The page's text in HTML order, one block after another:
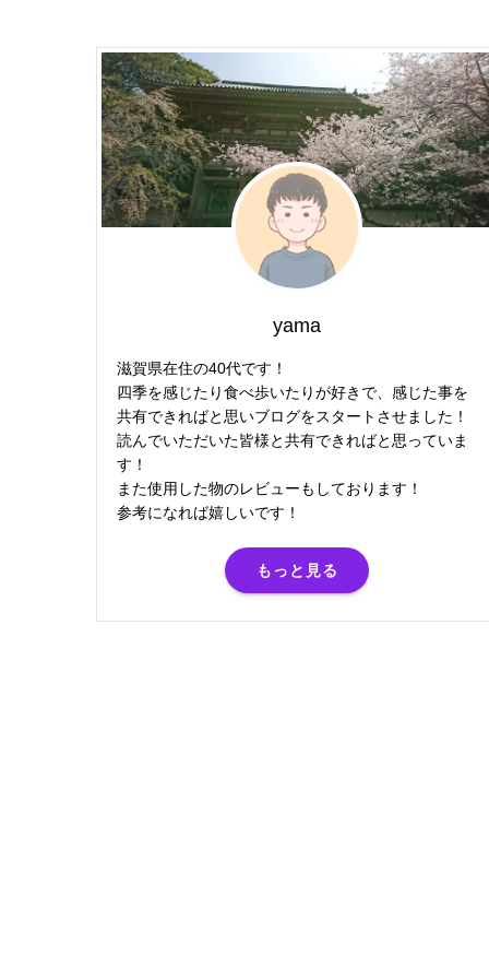
yama
滋賀県在住の40代です！
四季を感じたり食べ歩いたりが好きで、感じた事を
共有できればと思いブログをスタートさせました！
読んでいただいた皆様と共有できればと思っていま
す！
また使用した物のレビューもしております！
参考になれば嬉しいです！
もっと見る